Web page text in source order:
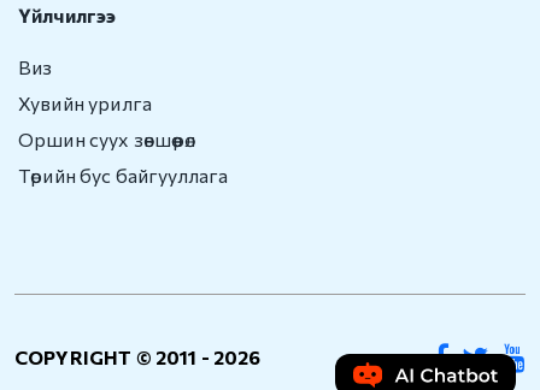
Үйлчилгээ
Виз
Хувийн урилга
Оршин суух зөвшөөрөл
Төрийн бус байгууллага
COPYRIGHT © 2011 - 2026